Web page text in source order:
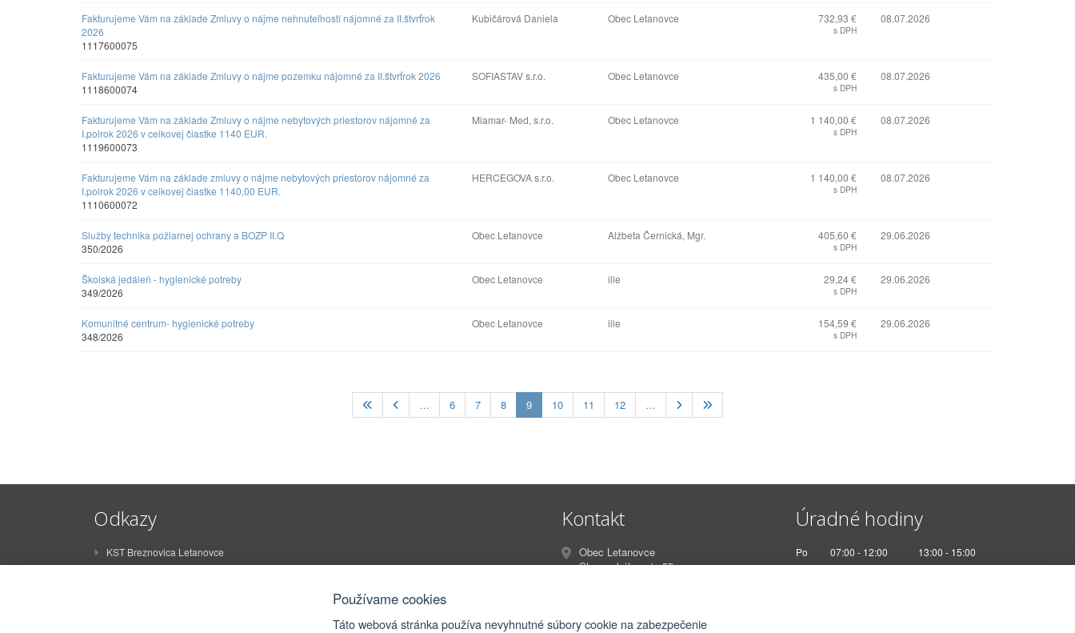
Fakturujeme Vám na základe Zmluvy o nájme nehnuteľností nájomné za II.štvrťrok
2026
1117600075
Kubičárová Daniela Obec Letanovce 732,93 €
s DPH
08.07.2026
Fakturujeme Vám na základe Zmluvy o nájme pozemku nájomné za II.štvrťrok 2026
1118600074
SOFIASTAV s.r.o. Obec Letanovce 435,00 €
s DPH
08.07.2026
Fakturujeme Vám na základe Zmluvy o nájme nebytových priestorov nájomné za
I.polrok 2026 v celkovej čiastke 1140 EUR.
1119600073
Miamar- Med, s.r.o. Obec Letanovce 1 140,00 €
s DPH
08.07.2026
Fakturujeme Vám na základe zmluvy o nájme nebytových priestorov nájomné za
I.polrok 2026 v celkovej čiastke 1140,00 EUR.
1110600072
HERCEGOVA s.r.o. Obec Letanovce 1 140,00 €
s DPH
08.07.2026
Služby technika požiarnej ochrany a BOZP II.Q
350/2026
Obec Letanovce Alžbeta Černická, Mgr. 405,60 €
s DPH
29.06.2026
Školská jedáleň - hygienické potreby
349/2026
Obec Letanovce ille 29,24 €
s DPH
29.06.2026
Komunitné centrum- hygienické potreby
348/2026
Obec Letanovce ille 154,59 €
s DPH
29.06.2026
… 6 7 8 9(current)
10 11 12 …
Odkazy
KST Breznovica Letanovce
Kontakt
Obec Letanovce
Slovenského raja 55
Úradné hodiny
Po 07:00 - 12:00
13:00 - 15:00
Používame cookies
Táto webová stránka používa nevyhnutné súbory cookie na zabezpečenie